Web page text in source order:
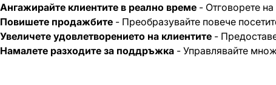
Ангажирайте клиентите в реално време - Отговорете
Повишете продажбите - Преобразувайте повече
Увеличете удовлетворението на клиентите -
Намалете разходите за поддръжка - Управлявайте